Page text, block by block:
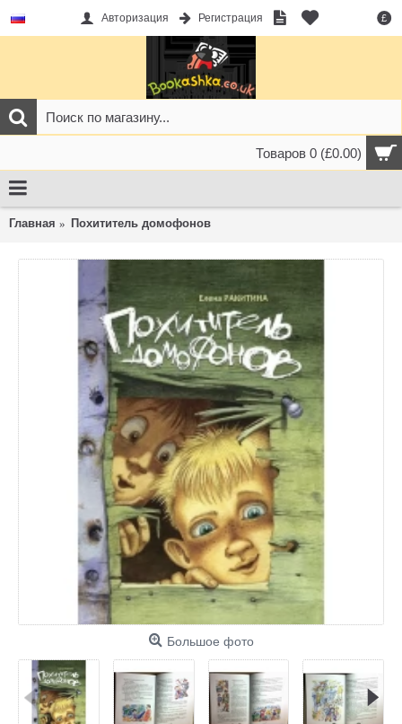
£
Авторизация Регистрация
Товаров 0 (£0.00)
Главная Похититель домофонов
Большое фото